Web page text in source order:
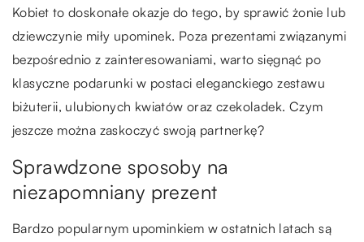
Kobiet to doskonałe okazje do tego, by sprawić żonie lub
dziewczynie miły upominek. Poza prezentami związanymi
bezpośrednio z zainteresowaniami, warto sięgnąć po
klasyczne podarunki w postaci eleganckiego zestawu
biżuterii, ulubionych kwiatów oraz czekoladek. Czym
jeszcze można zaskoczyć swoją partnerkę?
Sprawdzone sposoby na
niezapomniany prezent
Bardzo popularnym upominkiem w ostatnich latach są